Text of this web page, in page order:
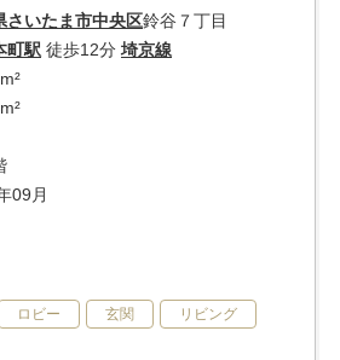
さいたま市中央区鈴谷７丁目
町駅 徒歩12分 埼京線
09月
ロビー 玄関 リビング